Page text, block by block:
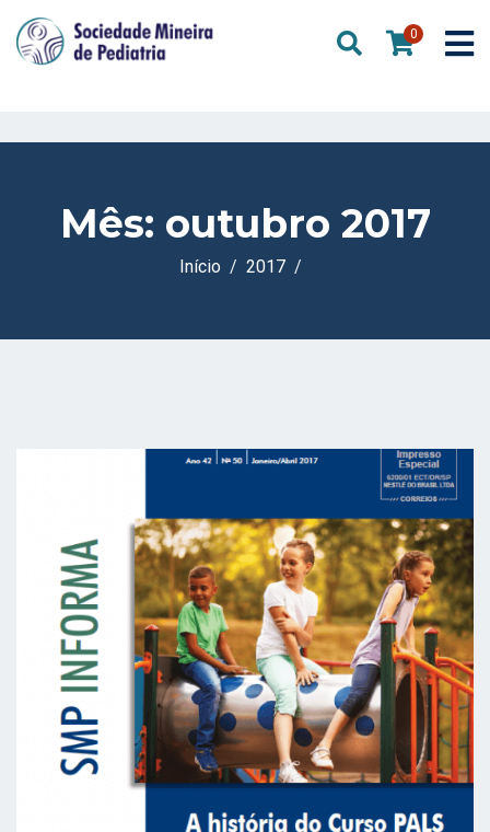
0
Mês: outubro 2017
Início 2017